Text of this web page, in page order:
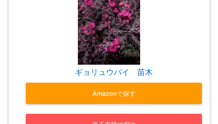
ギョリュウバイ 苗木
Amazonで探す